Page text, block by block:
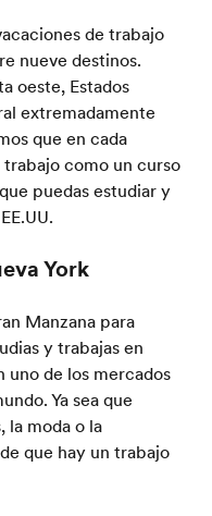
de trabajo
nueve destinos.
oeste, Estados
extremadamente
que en cada
como un curso
puedas estudiar y
York
Manzana para
y trabajas en
uno de los mercados
Ya sea que
la moda o la
que hay un trabajo